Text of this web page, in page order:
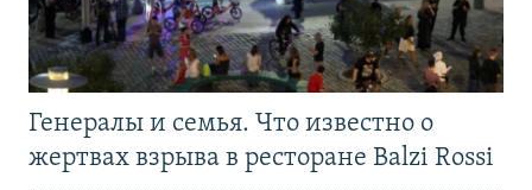
Генералы и семья. Что известно о
жертвах взрыва в ресторане Balzi Rossi